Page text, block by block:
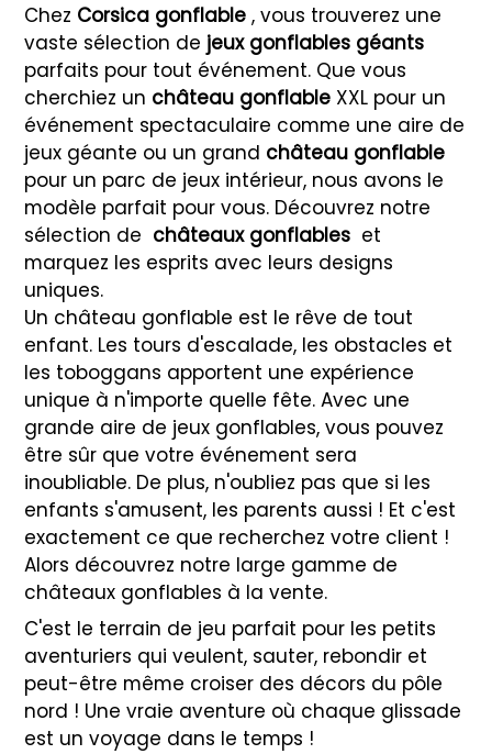
Chez Corsica gonflable , vous trouverez une
vaste sélection de jeux gonflables géants
parfaits pour tout événement. Que vous
cherchiez un château gonflable XXL pour un
événement spectaculaire comme une aire de
jeux géante ou un grand château gonflable
pour un parc de jeux intérieur, nous avons le
modèle parfait pour vous. Découvrez notre
sélection de châteaux gonflables et
marquez les esprits avec leurs designs
uniques.
Un château gonflable est le rêve de tout
enfant. Les tours d'escalade, les obstacles et
les toboggans apportent une expérience
unique à n'importe quelle fête. Avec une
grande aire de jeux gonflables, vous pouvez
être sûr que votre événement sera
inoubliable. De plus, n'oubliez pas que si les
enfants s'amusent, les parents aussi ! Et c'est
exactement ce que recherchez votre client !
Alors découvrez notre large gamme de
châteaux gonflables à la vente.
C'est le terrain de jeu parfait pour les petits
aventuriers qui veulent, sauter, rebondir et
peut-être même croiser des décors du pôle
nord ! Une vraie aventure où chaque glissade
est un voyage dans le temps !